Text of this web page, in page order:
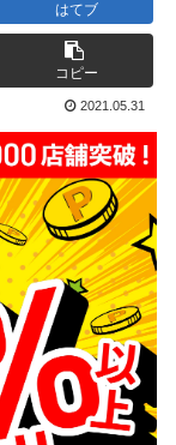
はてブ
コピー
2021.05.31